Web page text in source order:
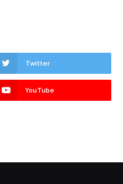
Twitter
YouTube